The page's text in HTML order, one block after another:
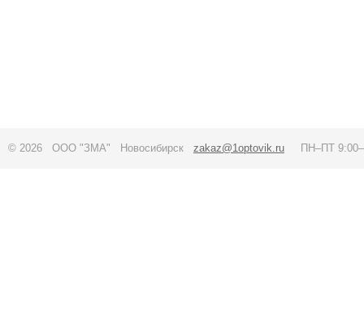
© 2026 ООО "ЗМА" Новосибирск zakaz@1optovik.ru ПН–ПТ